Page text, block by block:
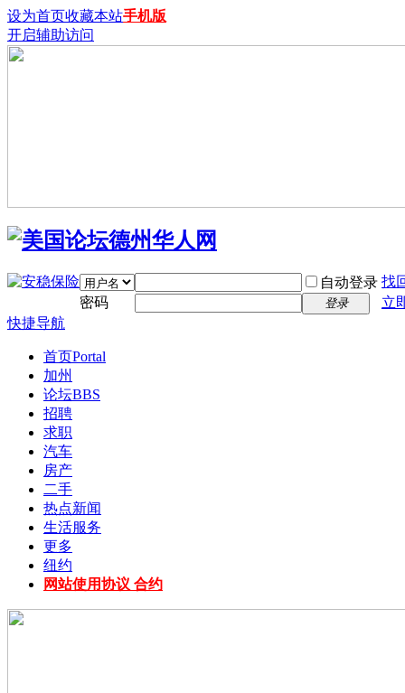
设为首页收藏本站手机版
开启辅助访问
自动登录 找
密码
登录
立
快捷导航
首页Portal
加州
论坛BBS
招聘
求职
汽车
房产
二手
热点新闻
生活服务
更多
纽约
网站使用协议 合约